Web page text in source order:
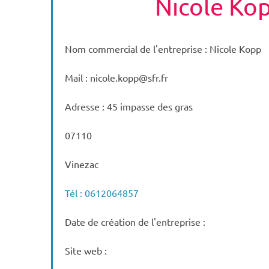
Nicole
Nom commercial de l'entreprise : Nicole Kopp
Mail : nicole.kopp@sfr.fr
Adresse : 45 impasse des gras
07110
Vinezac
Tél : 0612064857
Date de création de l'entreprise :
Site web :